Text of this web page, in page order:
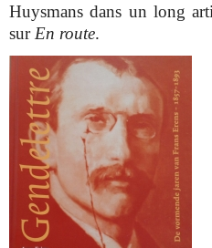
Huysmans dans un long
sur En route.